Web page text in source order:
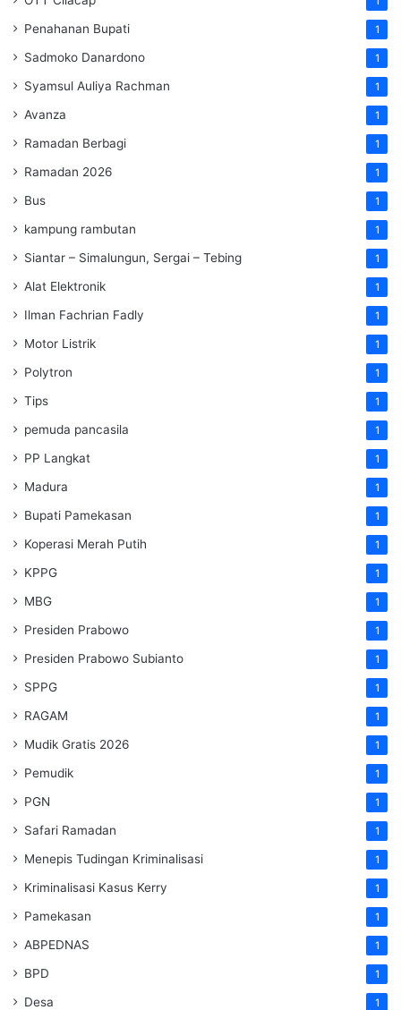
Penahanan Bupati 1
Sadmoko Danardono 1
Syamsul Auliya Rachman 1
Avanza 1
Ramadan Berbagi 1
Ramadan 2026 1
Bus 1
kampung rambutan 1
Siantar – Simalungun, Sergai – Tebing 1
Alat Elektronik 1
Ilman Fachrian Fadly 1
Motor Listrik 1
Polytron 1
Tips 1
pemuda pancasila 1
PP Langkat 1
Madura 1
Bupati Pamekasan 1
Koperasi Merah Putih 1
KPPG 1
MBG 1
Presiden Prabowo 1
Presiden Prabowo Subianto 1
SPPG 1
RAGAM 1
Mudik Gratis 2026 1
Pemudik 1
PGN 1
Safari Ramadan 1
Menepis Tudingan Kriminalisasi 1
Kriminalisasi Kasus Kerry 1
Pamekasan 1
ABPEDNAS 1
BPD 1
Desa 1